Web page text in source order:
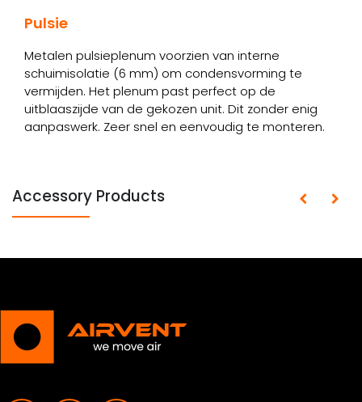
Pulsie
Metalen pulsieplenum voorzien van interne
schuimisolatie (6 mm) om condensvorming te
vermijden. Het plenum past perfect op de
uitblaaszijde van de gekozen unit. Dit zonder enig
aanpaswerk. Zeer snel en eenvoudig te monteren.
Accessory Products